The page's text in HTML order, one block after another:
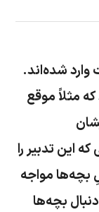
وارد شده‌اند.
مثلاً موقع
این تدبیر را
بچه‌ها مواجه
بچه‌ها